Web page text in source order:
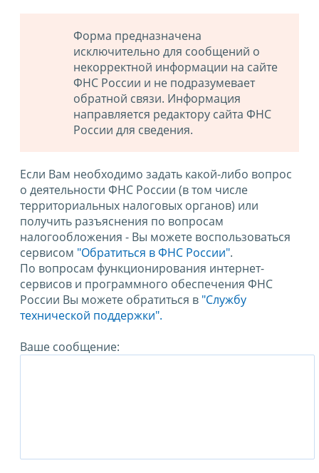
Форма предназначена
исключительно для сообщений о
некорректной информации на сайте
ФНС России и не подразумевает
обратной связи. Информация
направляется редактору сайта ФНС
России для сведения.
Если Вам необходимо задать какой-либо вопрос
о деятельности ФНС России (в том числе
территориальных налоговых органов) или
получить разъяснения по вопросам
налогообложения - Вы можете воспользоваться
сервисом "Обратиться в ФНС России".
По вопросам функционирования интернет-
сервисов и программного обеспечения ФНС
России Вы можете обратиться в "Службу
технической поддержки".
Ваше сообщение: